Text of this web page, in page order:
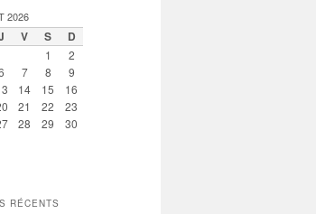
2026
V S D
1
2
7 8
9
14 15
16
21 22
23
28 29
30
RÉCENTS